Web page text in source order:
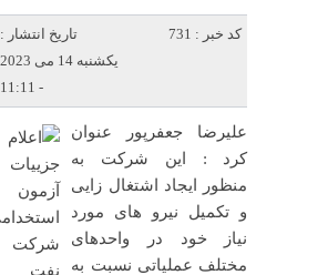
کد خبر : 731
تاریخ انتشار :
یکشنبه 14 می 2023
- 11:11
علیرضا جعفرپور عنوان
کرد : این شرکت به
منظور ایجاد اشتغال زایی
و تکمیل نیرو های مورد
نیاز خود در واحدهای
مختلف عملیاتی نسبت به